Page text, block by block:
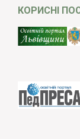
КОРИСНІ